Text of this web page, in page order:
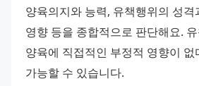
양육의지와 능력, 유책행위의 성
영향 등을 종합적으로 판단해요.
양육에 직접적인 부정적 영향이 없
가능할 수 있습니다.